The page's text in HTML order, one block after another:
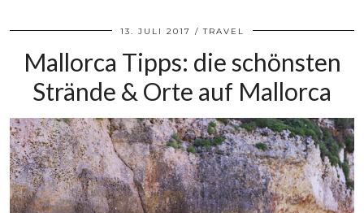
13. JULI 2017 TRAVEL
Mallorca Tipps: die schönsten
Strände & Orte auf Mallorca